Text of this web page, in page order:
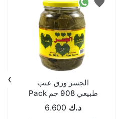
الجسر ورق عنب
طبيعي 908 جم Pack
Of 12د.ك 6.600
›